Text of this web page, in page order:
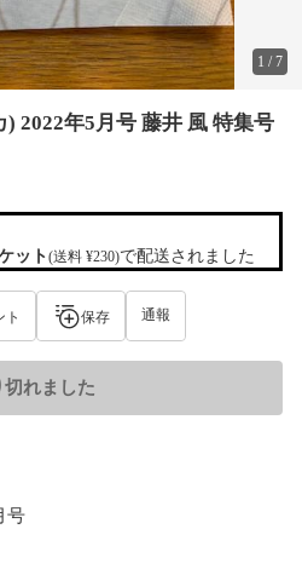
1 /7
2022年5月号 藤井 風 特集号
ット(送料 ¥230)で配送されました
ト 保存 通報
切れました
号